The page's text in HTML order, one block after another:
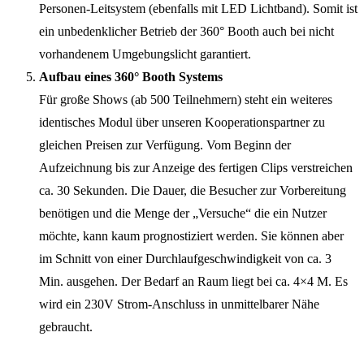
Personen-Leitsystem (ebenfalls mit LED Lichtband). Somit ist
ein unbedenklicher Betrieb der 360° Booth auch bei nicht
vorhandenem Umgebungslicht garantiert.
Aufbau eines 360° Booth Systems
Für große Shows (ab 500 Teilnehmern) steht ein weiteres
identisches Modul über unseren Kooperationspartner zu
gleichen Preisen zur Verfügung. Vom Beginn der
Aufzeichnung bis zur Anzeige des fertigen Clips verstreichen
ca. 30 Sekunden. Die Dauer, die Besucher zur Vorbereitung
benötigen und die Menge der „Versuche“ die ein Nutzer
möchte, kann kaum prognostiziert werden. Sie können aber
im Schnitt von einer Durchlaufgeschwindigkeit von ca. 3
Min. ausgehen. Der Bedarf an Raum liegt bei ca. 4×4 M. Es
wird ein 230V Strom-Anschluss in unmittelbarer Nähe
gebraucht.